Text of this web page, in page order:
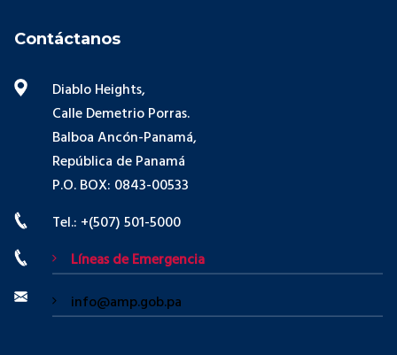
Contáctanos
Diablo Heights,
Calle Demetrio Porras.
Balboa Ancón-Panamá,
República de Panamá
P.O. BOX: 0843-00533
Tel.: +(507) 501-5000
Líneas de Emergencia
info@amp.gob.pa